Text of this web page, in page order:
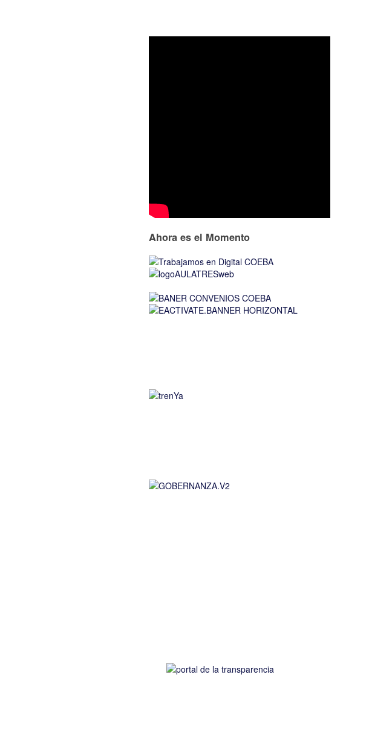
Ahora es el Momento